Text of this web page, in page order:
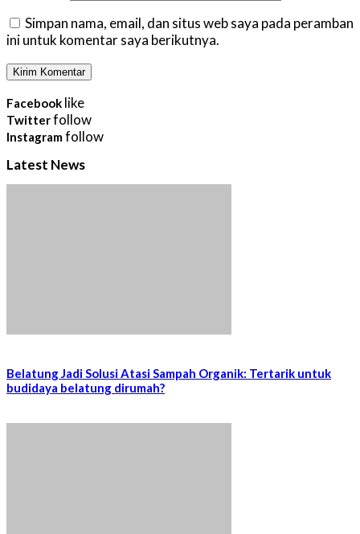
Simpan nama, email, dan situs web saya pada peramban
ini untuk komentar saya berikutnya.
Facebook like
Twitterfollow
Instagramfollow
Latest News
Belatung Jadi Solusi Atasi Sampah Organik: Tertarik untuk
budidaya belatung dirumah?